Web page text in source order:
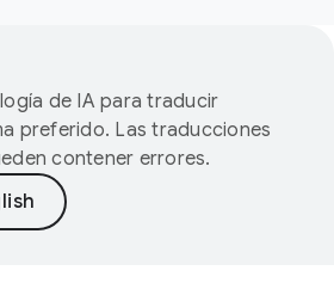
de IA para traducir
preferido. Las traducciones
contener errores.